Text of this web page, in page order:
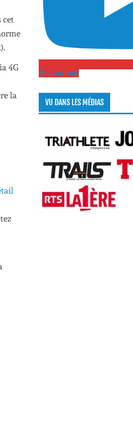
cet
4G
la
S\'abonner
VU DANS LES MÉDIAS